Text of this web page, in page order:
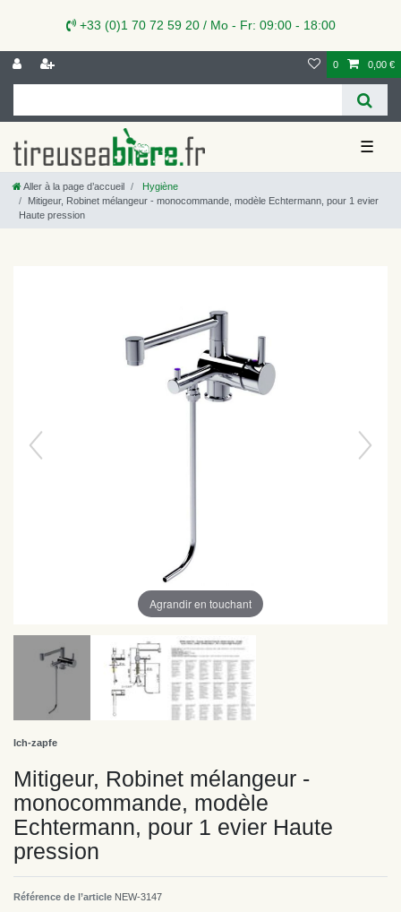
+33 (0)1 70 72 59 20 / Mo - Fr: 09:00 - 18:00
0 0,00 €
☰
Aller à la page d’accueil
Hygiène
Mitigeur, Robinet mélangeur - monocommande, modèle Echtermann, pour 1 evier
Haute pression
Agrandir en touchant
Ich-zapfe
Mitigeur, Robinet mélangeur -
monocommande, modèle
Echtermann, pour 1 evier Haute
pression
Référence de l’article NEW-3147